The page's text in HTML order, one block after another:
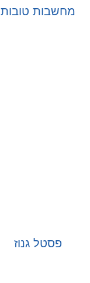
מחשבות טובות
פסטל גנוז